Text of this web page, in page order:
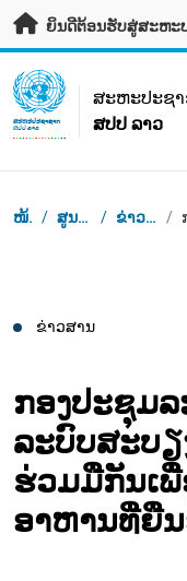
ຂ້າມຂໍ້ມູນຫຼັກ
ຍິນດີຕ້ອນຮັບສູ່ສະຫະ
UN Logo
ສະ​ຫະ​ປະ​ຊາ​ຊາດ
ສປປ ລາວ
ສະ​ຫະ​ປະ​ຊ
ສປປ ລາວ
Breadcrumb
ໜ້າຫຼັກ / ສູນຂ່າວສານ / ຂ່າວສານຕ່າງໆ /
ຂ່າວສານ
ກອງປະຊຸມ
ລະບົບສະບຽ
ຮ່ວມມືກັນເ
ອາຫານທີ່ຍື